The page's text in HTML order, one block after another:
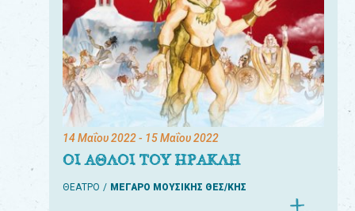
14 Μαΐου 2022- 15 Μαΐου 2022
ΟΙ ΑΘΛΟΙ ΤΟΥ ΗΡΑΚΛΗ
ΘΕΑΤΡΟ ΜΕΓΑΡΟ ΜΟΥΣΙΚΗΣ ΘΕΣ/ΚΗΣ